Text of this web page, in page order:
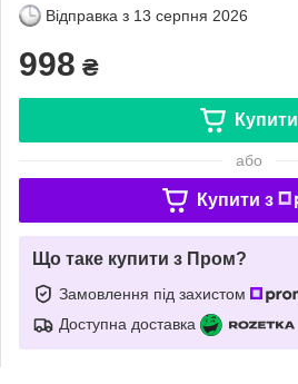
Відправка з 13 серпня 2026
998 ₴
Купити
або
Купити з
Що таке купити з Пром?
Замовлення під захистом
Доступна доставка